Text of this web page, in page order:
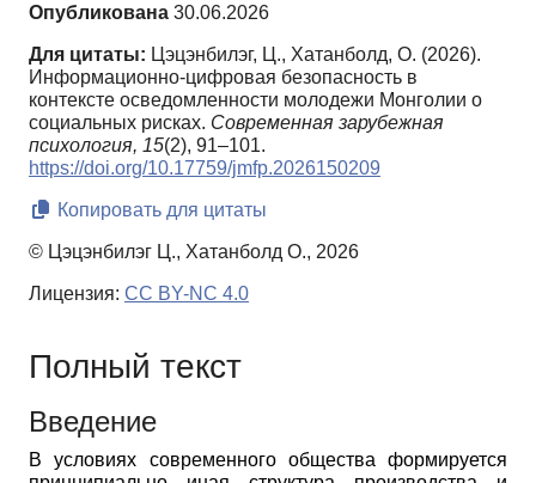
Опубликована 30.06.2026
Для цитаты: Цэцэнбилэг, Ц., Хатанболд, О. (2026).
Информационно-цифровая безопасность в
контексте осведомленности молодежи Монголии о
социальных рисках. Современная зарубежная
психология, 15(2), 91–101.
https://doi.org/10.17759/jmfp.2026150209
Копировать для цитаты
© Цэцэнбилэг Ц., Хатанболд О., 2026
Лицензия: CC BY-NC 4.0
Полный текст
Введение
В условиях современного общества формируется